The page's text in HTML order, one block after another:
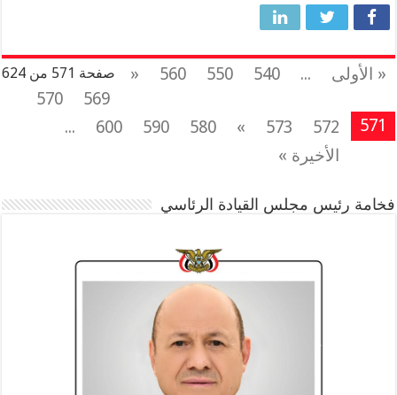
صفحة 571 من 624 « الأولى ...
540
550
560
«
569
570
571
572
573
»
580
590
600
...
الأخيرة »
فخامة رئيس مجلس القيادة الرئاسي